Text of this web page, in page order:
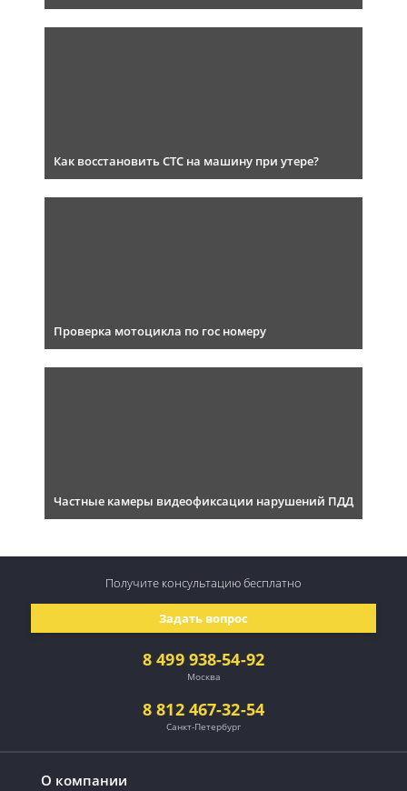
Как восстановить СТС на машину при утере?
Проверка мотоцикла по гос номеру
Частные камеры видеофиксации нарушений ПДД
О компании
8 499 938-54-92
Москва
8 812 467-32-54
Санкт-Петербург
Задать вопрос
Получите консультациюбесплатно